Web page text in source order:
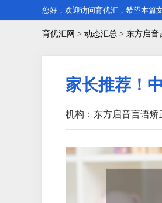
您好，欢迎访问育优汇，希望本篇
育优汇网 > 动态汇总 > 东方启音
家长推荐！
机构：东方启音言语矫